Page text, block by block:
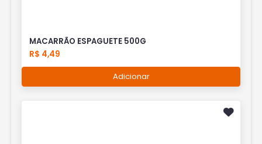
MACARRÃO ESPAGUETE 500G
R$ 4,49
Adicionar